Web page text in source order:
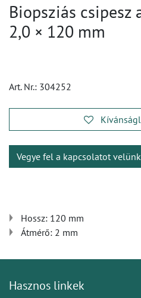
Biopsziás csipesz
2,0 × 120 mm
Art. Nr.: 304252
Vegye fel a kapcsolatot velünk
Hossz: 120 mm
Átmérő: 2 mm
Hasznos linkek